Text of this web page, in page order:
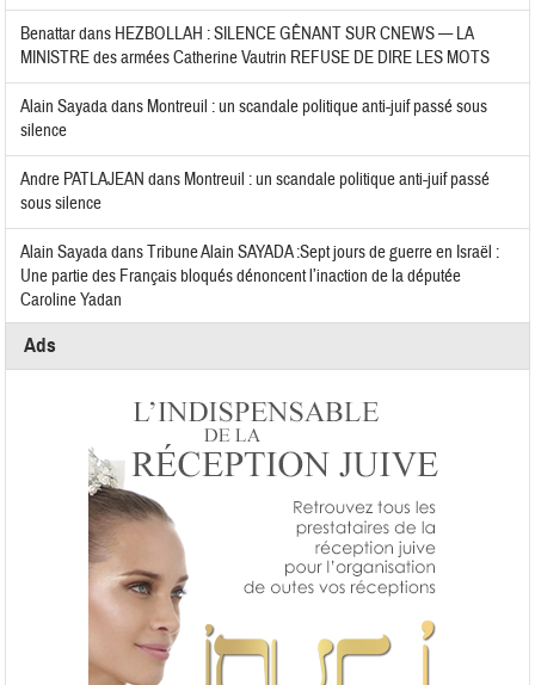
Benattardans HEZBOLLAH : SILENCE GÊNANT SUR CNEWS — LA
MINISTRE des armées Catherine Vautrin REFUSE DE DIRE LES MOTS
Alain Sayadadans Montreuil : un scandale politique anti-juif passé sous
silence
Andre PATLAJEAN dans Montreuil : un scandale politique anti-juif passé
sous silence
Alain SayadadansTribune Alain SAYADA :Sept jours de guerre en Israël :
Une partie des Français bloqués dénoncent l’inaction de la députée
Caroline Yadan
Ads